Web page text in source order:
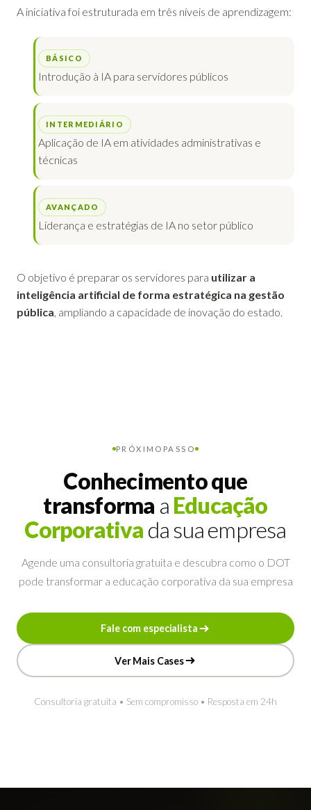
A iniciativa foi estruturada em três níveis de aprendizagem:
BÁSICO
Introdução à IA para servidores públicos
INTERMEDIÁRIO
Aplicação de IA em atividades administrativas e
técnicas
AVANÇADO
Liderança e estratégias de IA no setor público
O objetivo é preparar os servidores para utilizar a
inteligência artificial de forma estratégica na gestão
pública, ampliando a capacidade de inovação do estado.
PRÓXIMO PASSO
Conhecimento que
transforma a Educação
Corporativa da sua empresa
Agende uma consultoria gratuita e descubra como o DOT
pode transformar a educação corporativa da sua empresa
Fale com especialista
Ver Mais Cases
Consultoria gratuita • Sem compromisso • Resposta em 24h